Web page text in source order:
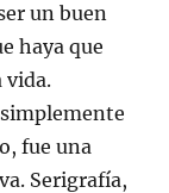
un buen
haya que
vida.
fue una
Serigrafía,